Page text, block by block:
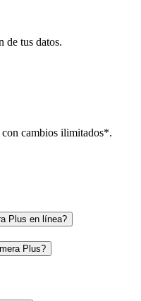
de tus datos.
cambios ilimitados*.
Plus en línea?
Plus?